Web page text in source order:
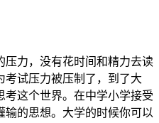
压力，没有花时间和精力去读
考试压力被压制了，到了大
考这个世界。在中学小学接受
输的思想。大学的时候你可以